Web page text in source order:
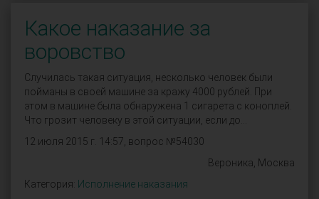
Какое наказание за
воровство
Случилась такая ситуация, несколько человек были
пойманы в своей машине за кражу 4000 рублей. При
этом в машине была обнаружена 1 сигарета с коноплей.
Что грозит человеку в этой ситуации, если до...
12 июля 2015 г. 14:57, вопрос №54030
Вероника, Москва
Категория: Исполнение наказания